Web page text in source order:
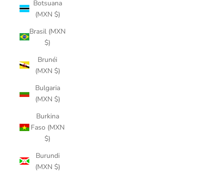
Botsuana
(MXN $)
Brasil (MXN
$)
Brunéi
(MXN $)
Bulgaria
(MXN $)
Burkina
Faso (MXN
$)
Burundi
(MXN $)